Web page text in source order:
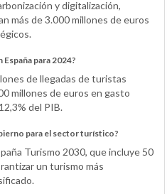
y digitalización,
más de 3.000 millones de euros
para 2024?
de llegadas de turistas
millones de euros en gasto
del PIB.
para el sector turístico?
Turismo 2030, que incluye 50
un turismo más